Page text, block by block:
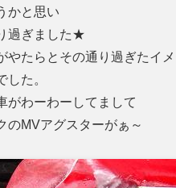
かと思い
過ぎました★
やたらとその通り過ぎたイ
した。
がわーわーしてまして
のMVアグスターがぁ～